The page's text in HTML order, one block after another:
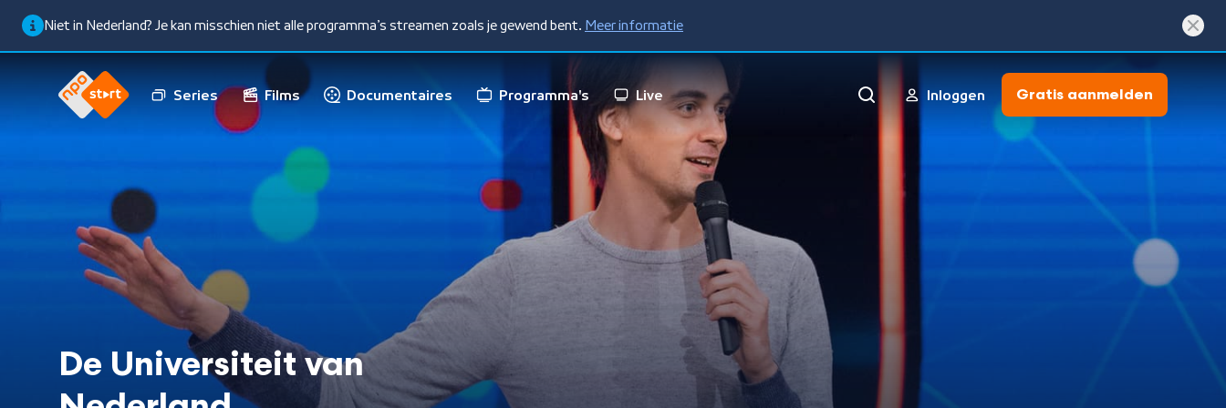
Niet in Nederland? Je kan misschien niet alle programma’s streamen zoals je gewend bent. Meer informatie
Series Films Documentaires Programma's Live Inloggen Gratis aanmelden
De Universiteit van